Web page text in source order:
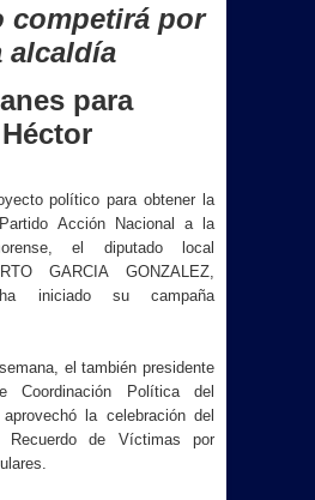
competirá por
alcaldía
para
político para obtener la
Acción Nacional a la
el diputado local
GARCIA GONZALEZ,
ha iniciado su campaña
el también presidente
Política del
la celebración del
Recuerdo de Víctimas por